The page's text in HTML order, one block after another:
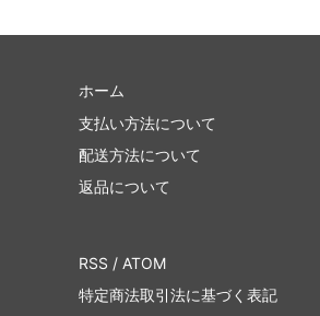
ホーム
支払い方法について
配送方法について
返品について
RSS / ATOM
特定商法取引法に基づく表記